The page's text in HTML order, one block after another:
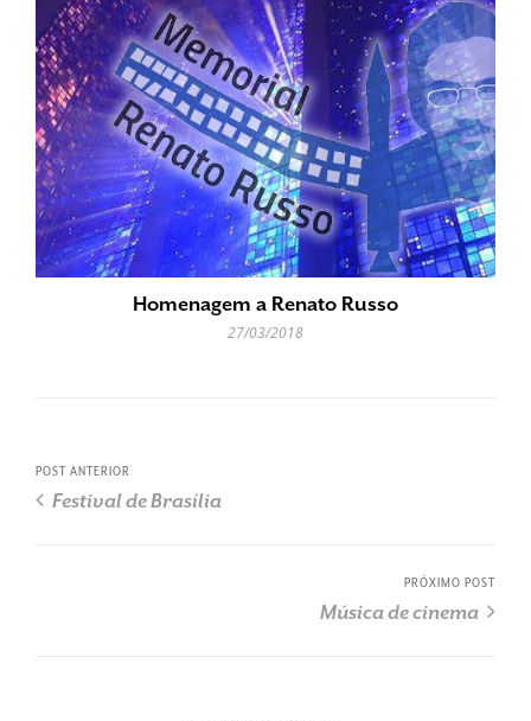
Homenagem a Renato Russo
27/03/2018
POST ANTERIOR
Festival de Brasília
PRÓXIMO POST
Música de cinema